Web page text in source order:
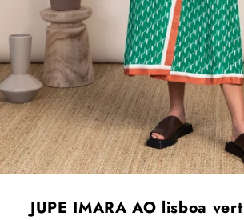
JUPE IMARA AO lisboa vert